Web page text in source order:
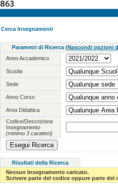
Cerca Insegnamenti
Parametri di Ricerca (Nascondi opzioni
Anno Accademico
Scuola
Sede
Anno Corso
Area Didattica
Codice/Descrizione
Insegnamento
(minimo 3 caratteri)
Risultati della Ricerca
Nessun Insegnamento caricato.
Scrivere parte del codice oppure parte